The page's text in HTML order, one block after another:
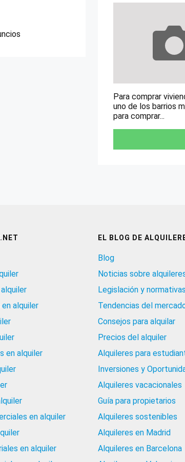
Para comprar
uno de los barrios
para comprar...
en alquiler
en alquiler
en alquiler
en alquiler
EL BLOG DE
Blog
Noticias sobre
Legislación y normativas
Tendencias del
Consejos para alquilar
Precios del alquiler
Alquileres para
Inversiones y
Alquileres vacacionales
Guía para propietarios
Alquileres sostenibles
Alquileres en Madrid
Alquileres en Barcelona